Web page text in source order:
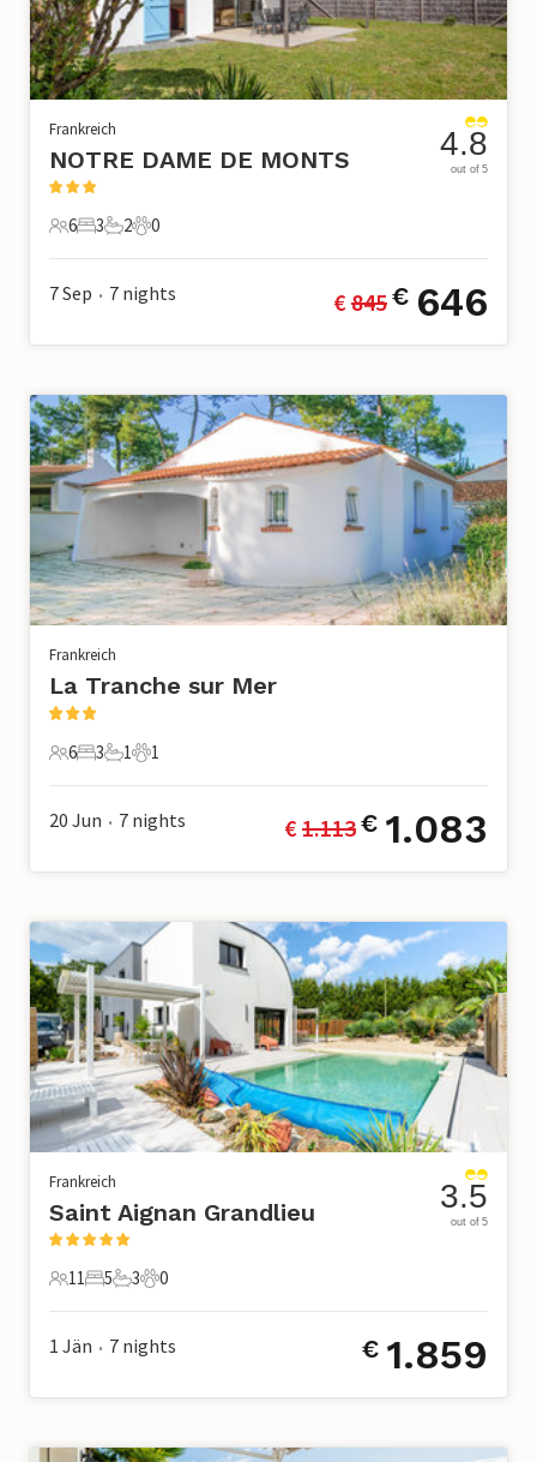
Frankreich
NOTRE DAME DE MONTS
6 Gäste
6
3 Schlafzimmer
3
2 Badezimmer
2
0 Haustiere
0
4.8
out of 5
7 Sep • 7 nights € 845€ 646
Frankreich
La Tranche sur Mer
6 Gäste
6
3 Schlafzimmer
3
1 Badezimmer
1
1 Haustier
1
20 Jun • 7 nights € 1.113€ 1.083
Frankreich
Saint Aignan Grandlieu
11 Gäste
11
5 Schlafzimmer
5
3 Badezimmer
3
0 Haustiere
0
3.5
out of 5
1 Jän • 7 nights € 1.859